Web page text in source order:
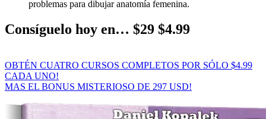
problemas para dibujar anatomía femenina.
Consíguelo hoy en… $29 $4.99
OBTÉN CUATRO CURSOS COMPLETOS POR SÓLO $4.99
CADA UNO!
MAS EL BONUS MISTERIOSO DE 297 USD!